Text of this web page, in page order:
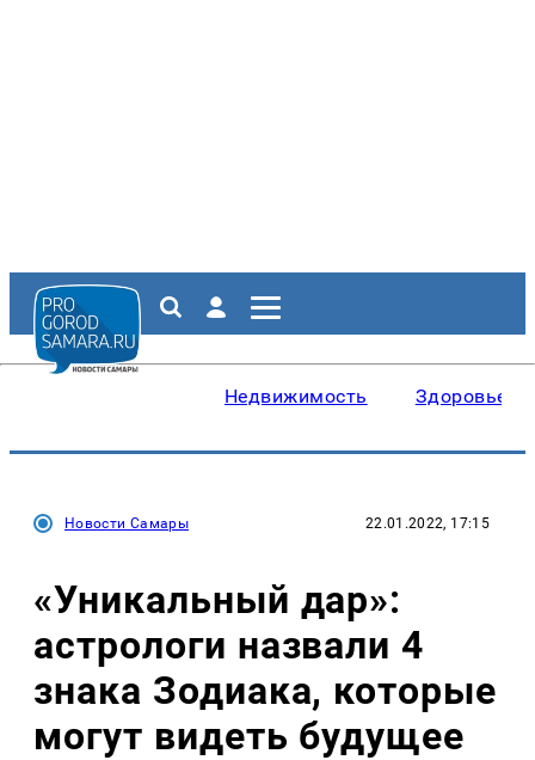
Недвижимость Здоровье
Новости Самары 22.01.2022, 17:15
«Уникальный дар»:
астрологи назвали 4
знака Зодиака, которые
могут видеть будущее